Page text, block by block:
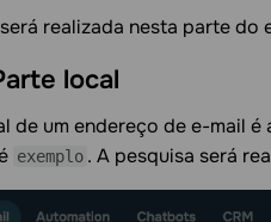
realizada nesta parte do
local
de um endereço de e-mail
exemplo . A pesquisa será